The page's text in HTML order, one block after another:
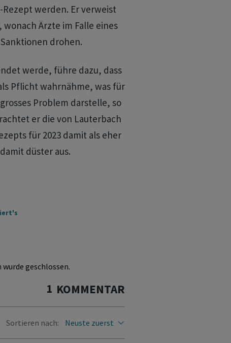
werden. Er verweist
Ärzte im Falle eines
drohen.
werde, führe dazu, dass
Pflicht wahrnähme, was für
Problem darstelle, so
er die von Lauterbach
für 2023 damit als eher
düster aus.
geschlossen.
1 KOMMENTAR
Sortieren nach: Neuste zuerst